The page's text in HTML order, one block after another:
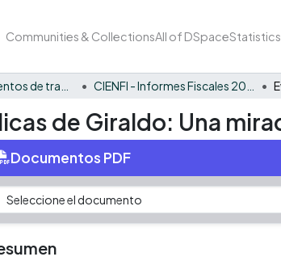
Communities & CollectionsAll of DSpaceStatistics
de Giraldo: Una
Documentos PDF